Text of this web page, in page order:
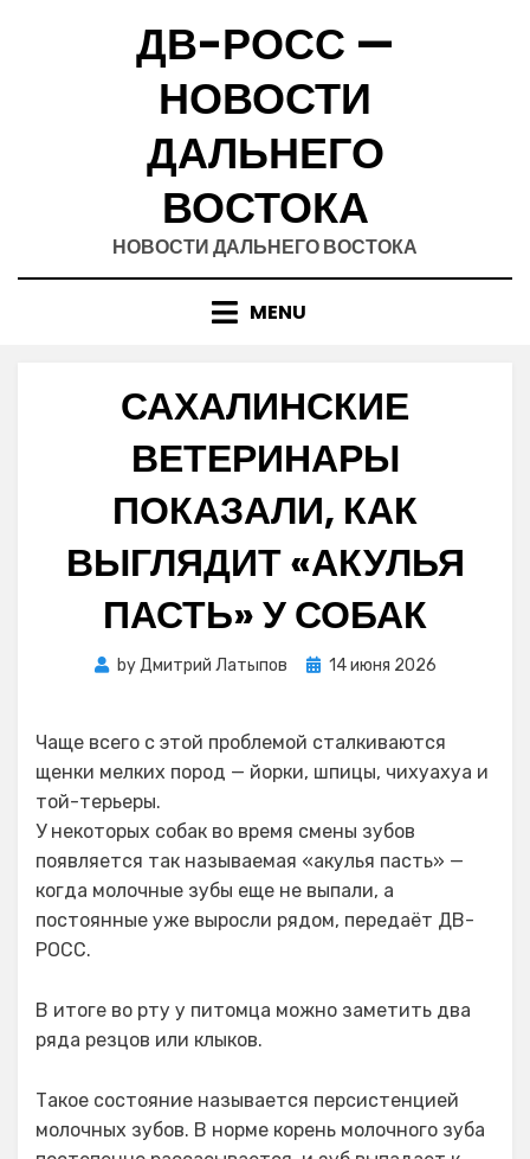
ДВ-РОСС —
НОВОСТИ
ДАЛЬНЕГО
ВОСТОКА
НОВОСТИ ДАЛЬНЕГО ВОСТОКА
MENU
САХАЛИНСКИЕ
ВЕТЕРИНАРЫ
ПОКАЗАЛИ, КАК
ВЫГЛЯДИТ «АКУЛЬЯ
ПАСТЬ» У СОБАК
byДмитрий Латыпов
Posted
14 июня 2026
Чаще всего с этой проблемой сталкиваются
щенки мелких пород — йорки, шпицы, чихуахуа и
той-терьеры.
У некоторых собак во время смены зубов
появляется так называемая «акулья пасть» —
когда молочные зубы еще не выпали, а
постоянные уже выросли рядом, передаёт ДВ-
РОСС.
В итоге во рту у питомца можно заметить два
ряда резцов или клыков.
Такое состояние называется персистенцией
молочных зубов. В норме корень молочного зуба